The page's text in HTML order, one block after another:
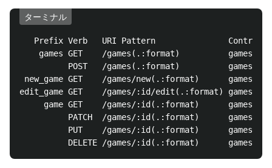
ターミナル
Prefix Verb   URI Pattern
games GET    /games(.:format)
POST   /games(.:format)
new_game GET    /games/new(.:format)      games#new
edit_game GET    /games/:id/edit(.:format)
game GET    /games/:id(.:format)
PATCH  /games/:id(.:format)
PUT    /games/:id(.:format)